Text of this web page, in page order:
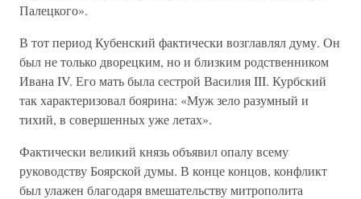
Палецкого».
В тот период Кубенский фактически возглавлял думу. Он
был не только дворецким, но и близким родственником
Ивана IV. Его мать была сестрой Василия III. Курбский
так характеризовал боярина: «Муж зело разумный и
тихий, в совершенных уже летах».
Фактически великий князь объявил опалу всему
руководству Боярской думы. В конце концов, конфликт
был улажен благодаря вмешательству митрополита